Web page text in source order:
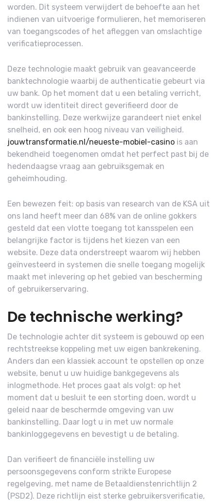
worden. Dit systeem verwijdert de behoefte aan het
indienen van uitvoerige formulieren, het memoriseren
van toegangscodes of het afleggen van omslachtige
verificatieprocessen.
Deze technologie maakt gebruik van geavanceerde
banktechnologie waarbij de authenticatie gebeurt via
uw bank. Op het moment dat u een betaling verricht,
wordt uw identiteit direct geverifieerd door de
bankinstelling. Deze werkwijze garandeert niet enkel
snelheid, en ook een hoog niveau van veiligheid.
jouwtransformatie.nl/neueste-mobiel-casino is aan
bekendheid toegenomen omdat het perfect past bij de
hedendaagse vraag aan gebruiksgemak en
geheimhouding.
Een bewezen feit: op basis van research van de KSA uit
ons land heeft meer dan 68% van de online gokkers
gesteld dat een vlotte toegang tot kansspelen een
belangrijke factor is tijdens het kiezen van een
website. Deze data onderstreept waarom wij hebben
geïnvesteerd in systemen die snelle toegang mogelijk
maakt met inlevering op het gebied van bescherming
of gebruikerservaring.
De technische werking?
De technologie achter dit systeem is gebouwd op een
rechtstreekse koppeling met uw eigen bankrekening.
Anders dan een klassiek account te opstellen op onze
website, benut u uw huidige bankgegevens als
inlogmethode. Het proces gaat als volgt: op het
moment dat u besluit te een storting doen, wordt u
geleid naar de beschermde omgeving van uw
bankinstelling. Daar logt u in met uw normale
bankinloggegevens en bevestigt u de betaling.
Dan verifieert de financiële instelling uw
persoonsgegevens conform strikte Europese
regelgeving, met name de Betaaldienstenrichtlijn 2
(PSD2). Deze richtlijn eist sterke gebruikersverificatie,